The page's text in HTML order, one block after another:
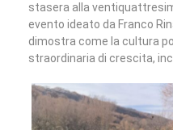
stasera alla
evento ideato da Franco
dimostra come la cultura
straordinaria di crescita,